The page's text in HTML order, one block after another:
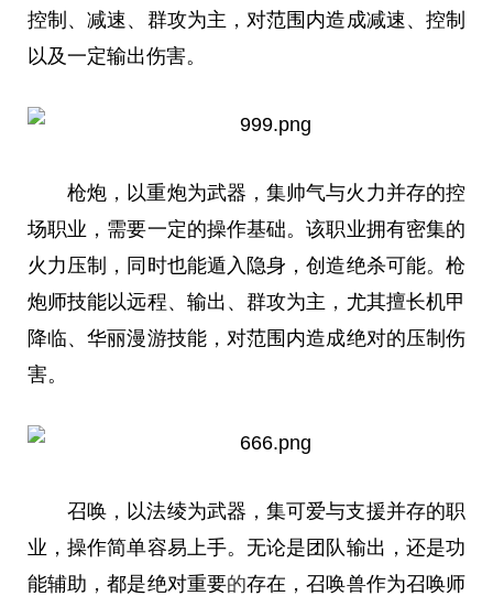
控制、减速、群攻为主，对范围内造成减速、控制
以及一定输出伤害。
枪炮，以重炮为武器，集帅气与火力并存的控
场职业，需要一定的操作基础。该职业拥有密集的
火力压制，同时也能遁入隐身，创造绝杀可能。枪
炮师技能以远程、输出、群攻为主，尤其擅长机甲
降临、华丽漫游技能，对范围内造成绝对的压制伤
害。
召唤，以法绫为武器，集可爱与支援并存的职
业，操作简单容易上手。无论是团队输出，还是功
能辅助，都是绝对重要的存在，召唤兽作为召唤师